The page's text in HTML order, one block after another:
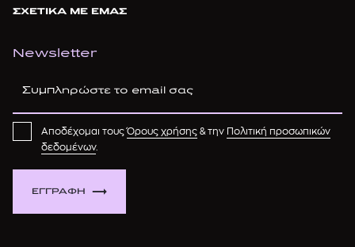
ΣΧΕΤΙΚΑ ΜΕ ΕΜΑΣ
Newsletter
ΕΓΓΡΑΦΗ
Αποδέχομαι τουςΌρους χρήσης & την Πολιτική προσωπικών
δεδομένων.